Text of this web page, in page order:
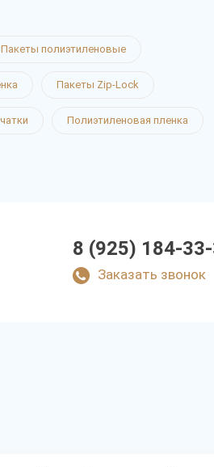
Пакеты полиэтиленовые
Пакеты Zip-Lock
Полиэтиленовая пленка
8 (925) 184-
Заказать звонок